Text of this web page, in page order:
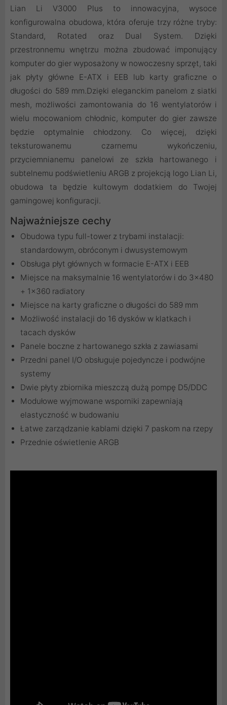
Lian Li V3000 Plus to innowacyjna, wysoce
konfigurowalna obudowa, która oferuje trzy różne tryby:
Standard, Rotated oraz Dual System. Dzięki
przestronnemu wnętrzu można zbudować imponujący
komputer do gier wyposażony w nowoczesny sprzęt, taki
jak płyty główne E-ATX i EEB lub karty graficzne o
długości do 589 mm.Dzięki eleganckim panelom z siatki
mesh, możliwości zamontowania do 16 wentylatorów i
wielu mocowaniom chłodnic, komputer do gier zawsze
będzie optymalnie chłodzony. Co więcej, dzięki
teksturowanemu czarnemu wykończeniu,
przyciemnianemu panelowi ze szkła hartowanego i
subtelnemu podświetleniu ARGB z projekcją logo Lian Li,
obudowa ta będzie kultowym dodatkiem do Twojej
gamingowej konfiguracji.
Najważniejsze cechy
Obudowa typu full-tower z trybami instalacji:
standardowym, obróconym i dwusystemowym
Obsługa płyt głównych w formacie E-ATX i EEB
Miejsce na maksymalnie 16 wentylatorów i do 3×480
+ 1×360 radiatory
Miejsce na karty graficzne o długości do 589 mm
Możliwość instalacji do 16 dysków w klatkach i
tacach dysków
Panele boczne z hartowanego szkła z zawiasami
Przedni panel I/O obsługuje pojedyncze i podwójne
systemy
Dwie płyty zbiornika mieszczą dużą pompę D5/DDC
Modułowe wyjmowane wsporniki zapewniają
elastyczność w budowaniu
Łatwe zarządzanie kablami dzięki 7 paskom na rzepy
Przednie oświetlenie ARGB